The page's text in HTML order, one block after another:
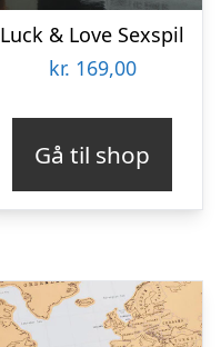
Luck & Love Sexspil
kr. 169,00
Gå til shop